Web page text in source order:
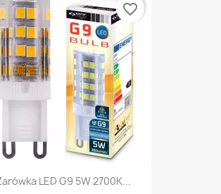
LED G9 5W 2700K...
favorite_border